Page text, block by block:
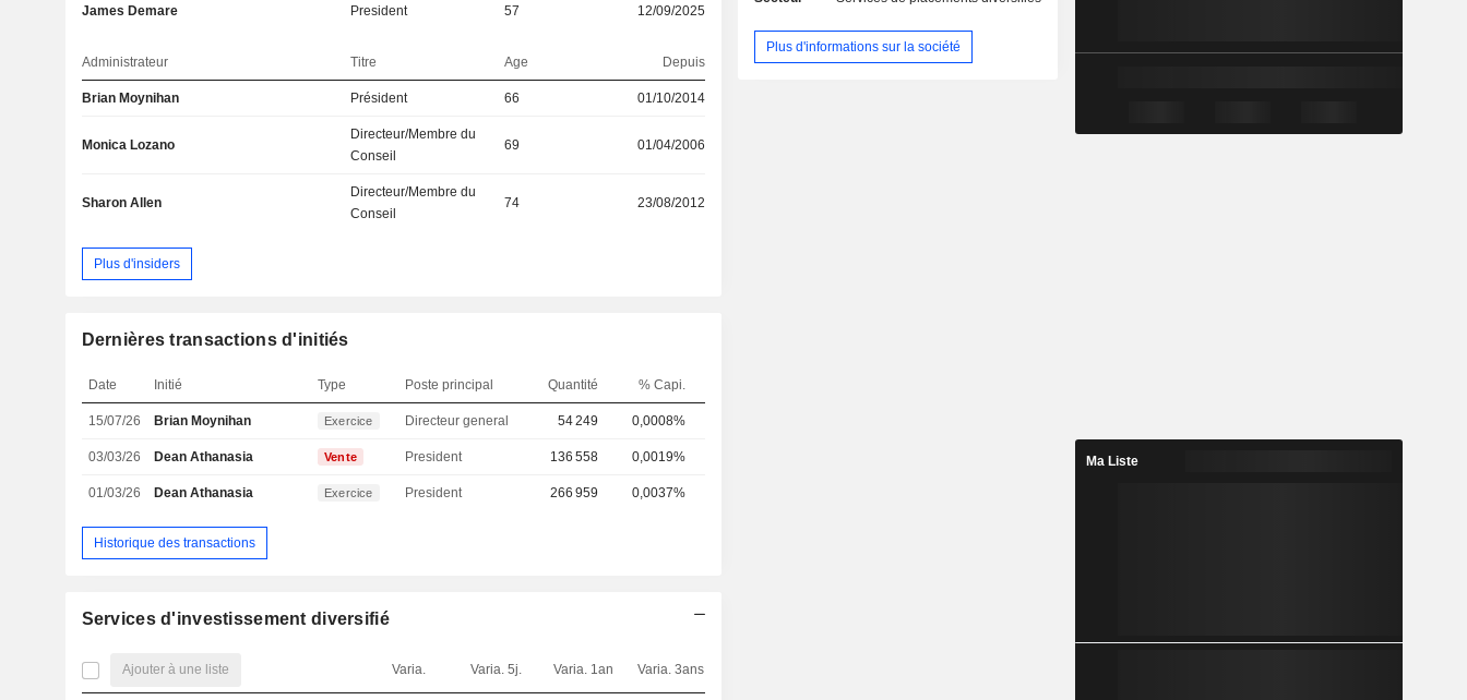
James Demare President 57 12/09/2025
Administrateur Titre Age Depuis
Brian Moynihan Président 66 01/10/2014
Monica Lozano
Directeur/Membre du
Conseil
69 01/04/2006
Sharon Allen
Directeur/Membre du
Conseil
74 23/08/2012
Plus d'insiders
Dernières transactions d'initiés
Date Initié Type Poste principal Quantité % Capi.
15/07/26 Brian Moynihan Exercice Directeur general 54 249 0,0008%
03/03/26 Dean Athanasia Vente President 136 558 0,0019%
01/03/26 Dean Athanasia Exercice President 266 959 0,0037%
Historique des transactions
Services d'investissement diversifié
Ajouter à une liste Varia. Varia. 5j. Varia. 1an Varia. 3ans
Plus d'informations sur la société
Ma Liste